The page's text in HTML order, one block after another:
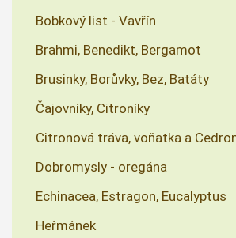
Bobkový list - Vavřín
Brahmi, Benedikt, Bergamot
Brusinky, Borůvky, Bez, Batáty
Čajovníky, Citroníky
Citronová tráva, voňatka a
Dobromysly - oregána
Echinacea, Estragon, Eucalyptus
Heřmánek